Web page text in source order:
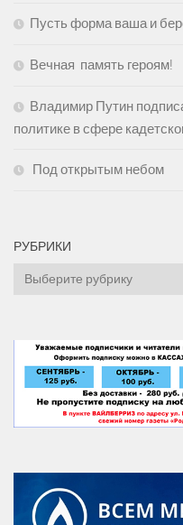
Пусть форма ваша и
Вечная память героям!
Владимир Путин
политике в сфере
Под открытым небом
РУБРИКИ
Рубрики